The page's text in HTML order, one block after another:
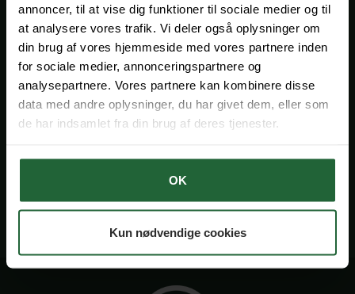
annoncer, til at vise dig funktioner til sociale medier og til
at analysere vores trafik. Vi deler også oplysninger om
din brug af vores hjemmeside med vores partnere inden
for sociale medier, annonceringspartnere og
analysepartnere. Vores partnere kan kombinere disse
data med andre oplysninger, du har givet dem, eller som
de har indsamlet fra din brug af deres tjenester.
OK
Kun nødvendige cookies
Overvejer du at sælge din
ejendom?
Få en helt uforpligtende og vejledende snak med en af vores
erfarne mæglere om, hvordan du opnår det mest optimale
salg. Vi har en bred kontaktflade til mange potentielle købere
Bestil Salgsvurdering